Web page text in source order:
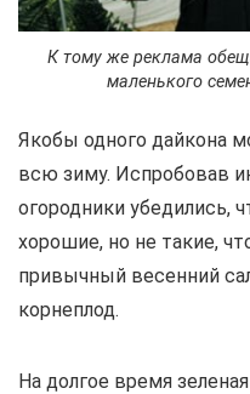
К тому же реклама
маленького
Якобы одного дайкона
всю зиму. Испробовав
огородники убедились,
хорошие, но не такие,
привычный весенний
корнеплод.
На долгое время